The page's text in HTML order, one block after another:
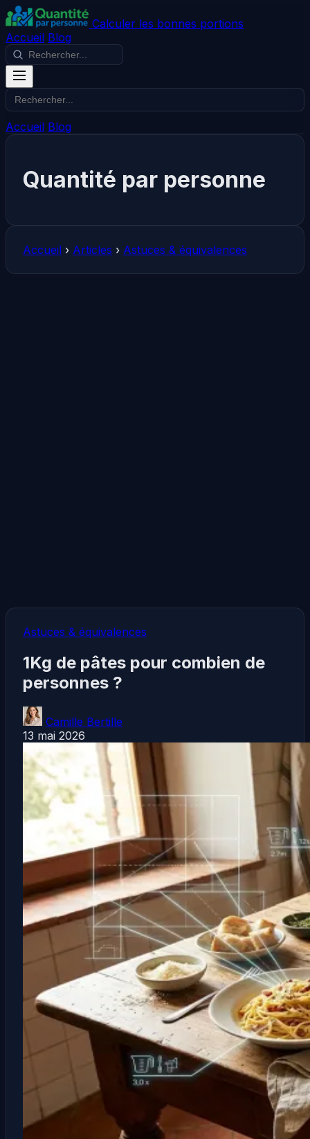
Calculer les bonnes portions
Accueil Blog
Accueil Blog
Quantité par personne
Accueil › Articles › Astuces & équivalences
Astuces & équivalences
1Kg de pâtes pour combien de
personnes ?
Camille Bertille
13 mai 2026